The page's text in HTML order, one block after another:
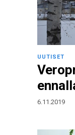
UUTISET
6.11.2019